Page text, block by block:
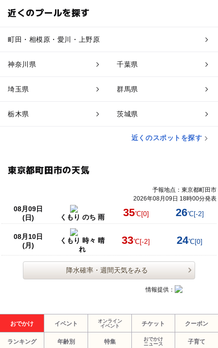
近くのプールを探す
町田・相模原・愛川・上野原
神奈川県 千葉県
埼玉県 群馬県
栃木県 茨城県
近くのスポットを探す
東京都町田市の天気
予報地点：東京都町田市
2026年08月09日 18時00分発表
08月09日
(日)
くもり のち 雨 35℃[0] 26℃[-2]
08月10日
(月)
くもり 時々 晴
れ
33℃[-2] 24℃[0]
降水確率・週間天気をみる
情報提供：
おでかけ イベント
オンライン
イベント
チケット クーポン
ランキング 年齢別 特集
おでかけ
ニュース
子育て